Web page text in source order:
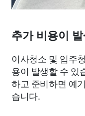
추가 비용이
이사청소 및 입주
용이 발생할 수 있
하고 준비하면 예
습니다.